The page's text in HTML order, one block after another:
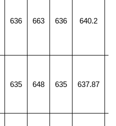
636 663 636 640.2
635 648 635 637.87